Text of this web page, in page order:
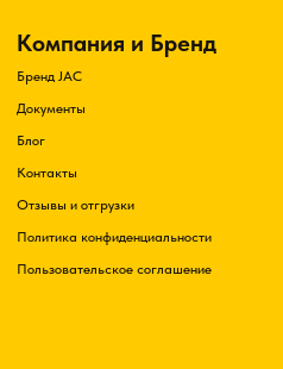
Компания и Бренд
Бренд JAC
Документы
Блог
Контакты
Отзывы и отгрузки
Политика конфиденциальности
Пользовательское соглашение